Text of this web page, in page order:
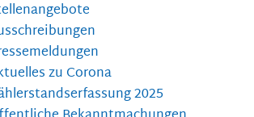
zu Corona
2025